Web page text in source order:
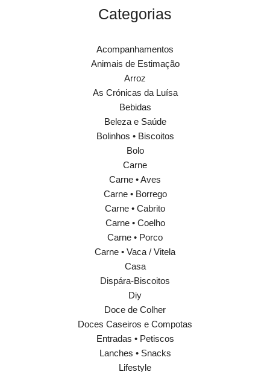
Categorias
Acompanhamentos
Animais de Estimação
Arroz
As Crónicas da Luísa
Bebidas
Beleza e Saúde
Bolinhos • Biscoitos
Bolo
Carne
Carne • Aves
Carne • Borrego
Carne • Cabrito
Carne • Coelho
Carne • Porco
Carne • Vaca / Vitela
Casa
Dispára-Biscoitos
Diy
Doce de Colher
Doces Caseiros e Compotas
Entradas • Petiscos
Lanches • Snacks
Lifestyle